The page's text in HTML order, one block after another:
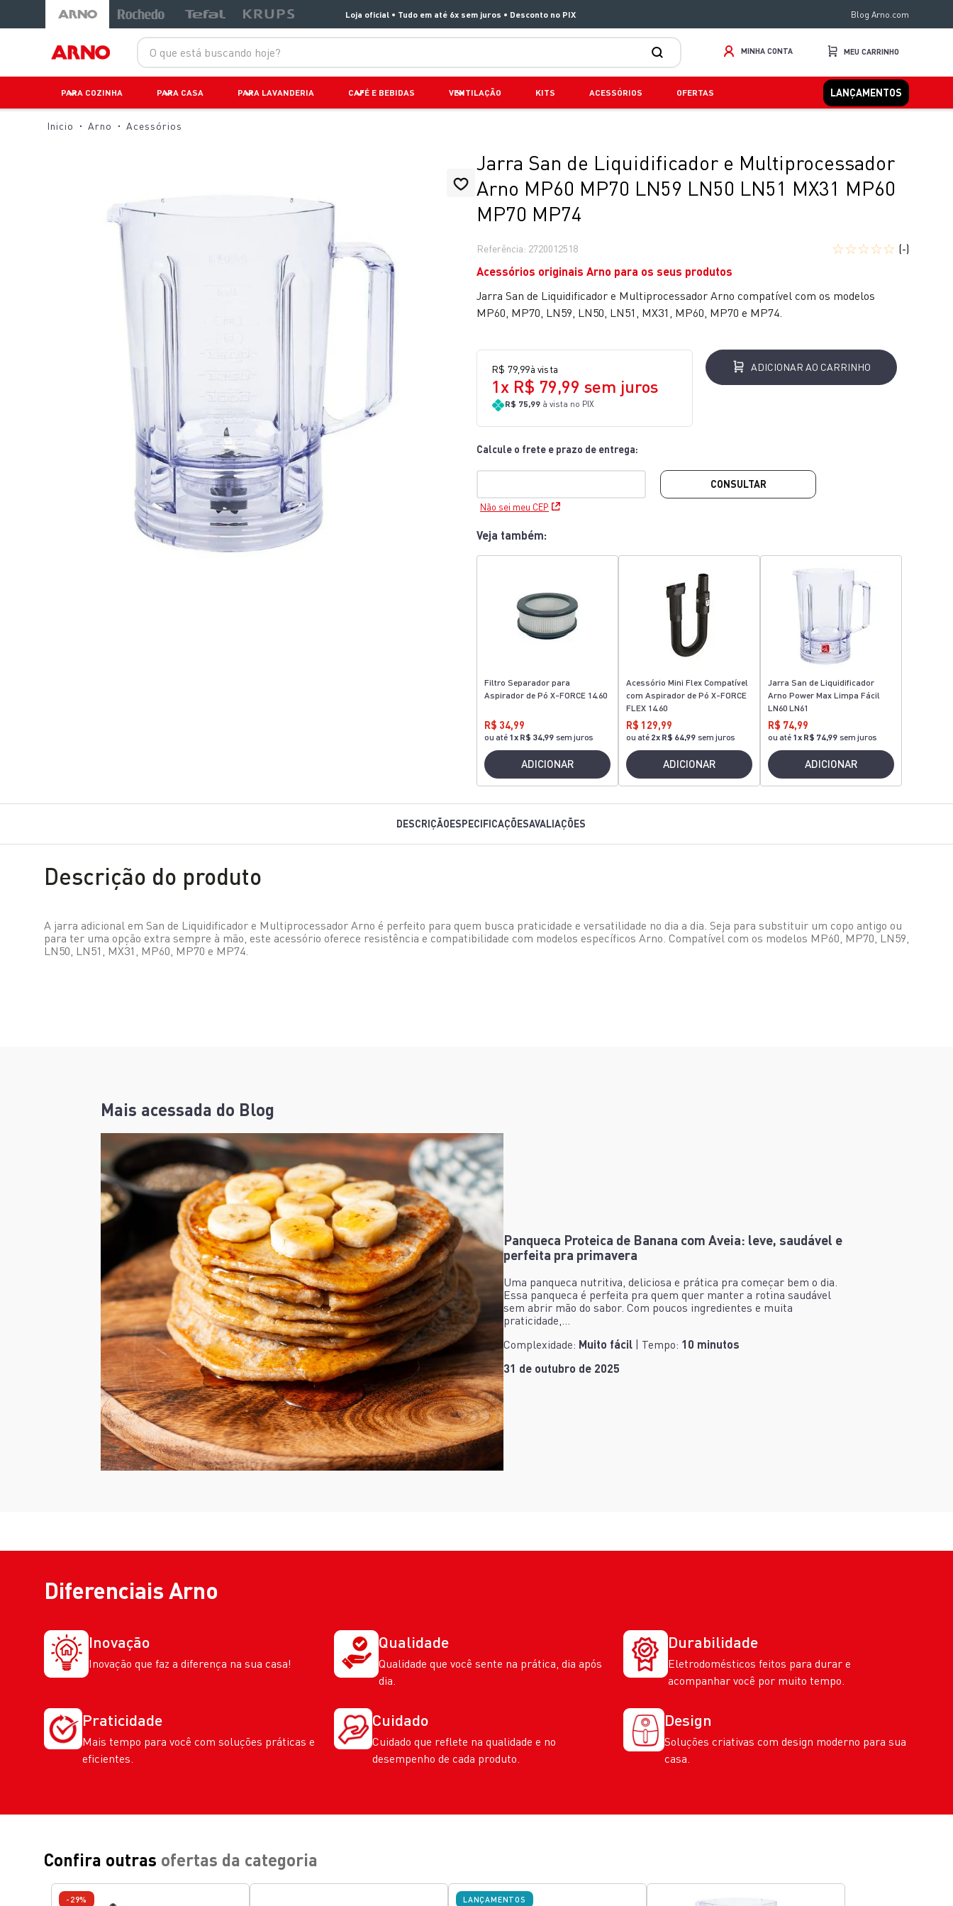
Loja oficial • Tudo em até 6x sem juros • Desconto no PIX Blog Arno.com
O que está buscando hoje?
MINHA CONTA
PARA COZINHA PARA CASA PARA LAVANDERIA CAFÉ E BEBIDAS VENTILAÇÃO KITS ACESSÓRIOS OFERTAS LANÇAMENTOS
Arno Acessórios
Jarra San de Liquidificador e Multiprocessador
Arno MP60 MP70 LN59 LN50 LN51 MX31 MP60
MP70 MP74
Referência: 2720012518 ☆☆☆☆☆ (-)
Acessórios originais Arno para os seus produtos
Jarra San de Liquidificador e Multiprocessador Arno compatível com os modelos
MP60, MP70, LN59, LN50, LN51, MX31, MP60, MP70 e MP74.
R$ 79 99à vista
1x R$ 79,99 sem juros
R$ 75,99 à vista no PIX
ADICIONAR AO CARRINHO
Não sei meu CEP
CONSULTAR
Veja também:
LANÇAMENTOS
Filtro Separador para
Aspirador de Pó X-FORCE 14.60
R$ 34,99
ou até 1x R$ 34,99 sem juros
ADICIONAR
LANÇAMENTOS
Acessório Mini Flex Compatível
com Aspirador de Pó X-FORCE
FLEX 14.60
R$ 129,99
ou até 2x R$ 64,99 sem juros
ADICIONAR
Jarra San de Liquidificador
Arno Power Max Limpa Fácil
LN60 LN61
R$ 74,99
ou até 1x R$ 74,99 sem juros
ADICIONAR
DESCRIÇÃOESPECIFICAÇÕESAVALIAÇÕES
Descrição do produto
A jarra adicional em San de Liquidificador e Multiprocessador Arno é perfeito para quem busca praticidade e versatilidade no dia a dia. Seja para substituir um copo antigo ou
para ter uma opção extra sempre à mão, este acessório oferece resistência e compatibilidade com modelos específicos Arno. Compatível com os modelos MP60, MP70, LN59,
LN50, LN51, MX31, MP60, MP70 e MP74.
Mais acessada do Blog
Panqueca Proteica de Banana com Aveia: leve, saudável e
perfeita pra primavera
Uma panqueca nutritiva, deliciosa e prática pra começar bem o dia.
Essa panqueca é perfeita pra quem quer manter a rotina saudável
sem abrir mão do sabor. Com poucos ingredientes e muita
praticidade,...
Complexidade: Muito fácil | Tempo: 10 minutos
31 de outubro de 2025
DiferenciaisArno
Inovação
Inovação que faz a diferença na sua casa!
Qualidade
Qualidade que você sente na prática, dia após
dia.
Durabilidade
Eletrodomésticos feitos para durar e
acompanhar você por muito tempo.
Praticidade
Mais tempo para você com soluções práticas e
eficientes.
Cuidado
Cuidado que reflete na qualidade e no
desempenho de cada produto.
Design
Soluções criativas com design moderno para sua
casa.
Confira outras ofertas da categoria
-29% LANÇAMENTOS
jogo panelas rochedo stone pro
vaporizador pure pop